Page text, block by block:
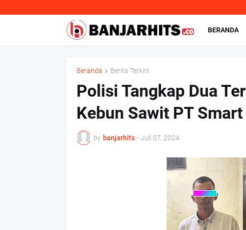
BERANDA
Beranda Berita Terkini
Polisi Tangkap Dua
Kebun Sawit PT
by banjarhits - Juli 07, 2024